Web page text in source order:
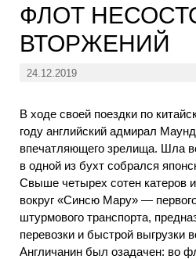
ФЛОТ
ВТОРЖЕНИЙ
24.12.2019
В ходе своей поездки по
году английский адмирал
впечатляющего зрелища. Шла
в одной из бухт собрался
Свыше четырех сотен катеров
вокруг «Синсю Мару» —
штурмового транспорта,
перевозки и быстрой выгрузки
Англичанин был озадачен: во